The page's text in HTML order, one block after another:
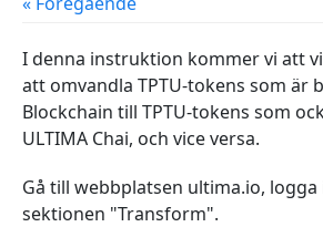
I denna instruktion kommer vi att
att omvandla TPTU-tokens som är
Blockchain till TPTU-tokens som
ULTIMA Chai, och vice versa.
Gå till webbplatsen ultima.io, logga
sektionen "Transform".